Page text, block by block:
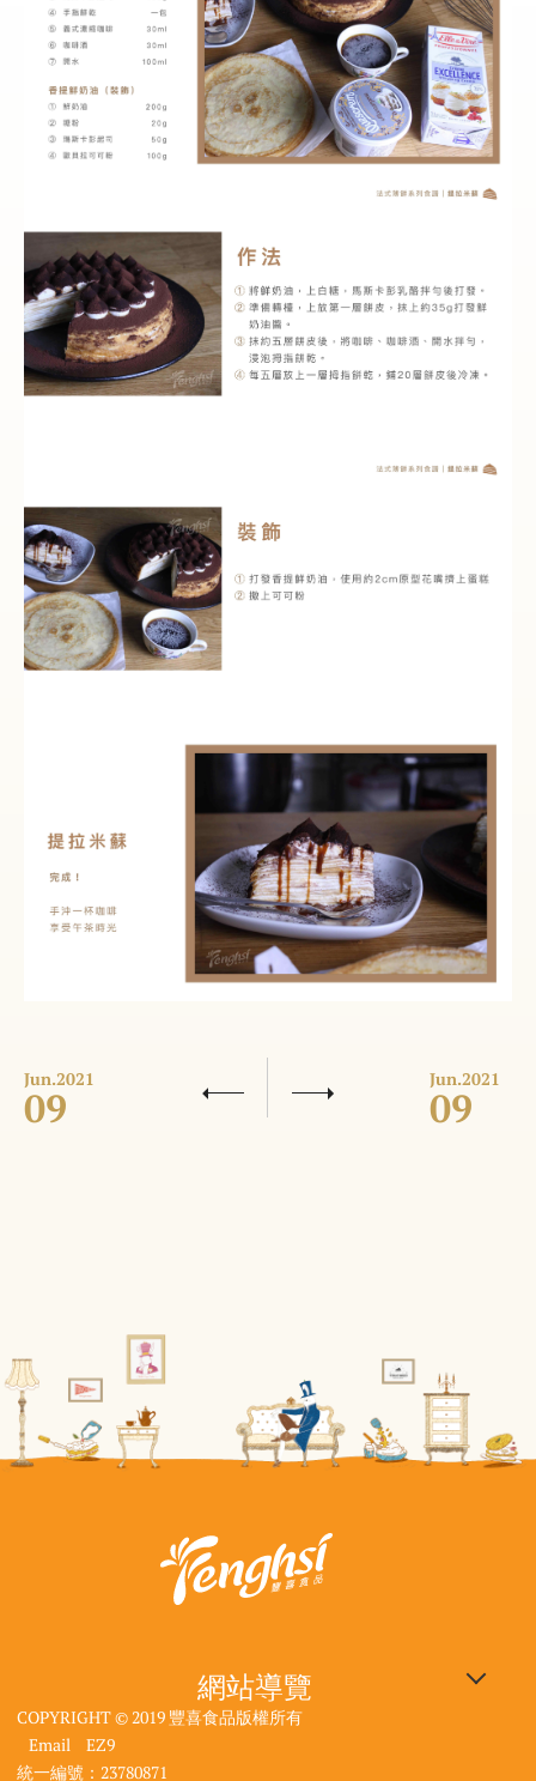
Jun.2021
09 Jun.2021
09
網站導覽
企業專區
大使館資訊
DIY線上預約
豐喜食品：640雲林縣斗六
市工業路118號
| 電話：05-557-1296
| 客服信箱：
觀光工廠：640雲林縣斗六
市工業路118號
| 電話：05-557-4516
| 客服信箱：
COPYRIGHT © 2019 豐喜食品版權所有
Email
EZ9
統一編號：23780871